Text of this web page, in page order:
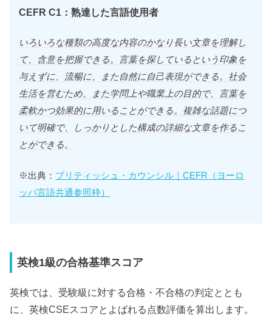
CEFR C1：熟達した言語使用者
いろいろな種類の高度な内容のかなり長い文章を理解し
て、含意を把握できる。言葉を探しているという印象を
与えずに、流暢に、また自然に自己表現ができる。社会
生活を営むため、また学問上や職業上の目的で、言葉を
柔軟かつ効果的に用いることができる。複雑な話題につ
いて明確で、しっかりとした構成の詳細な文章を作るこ
とができる。
※出典： ブリティッシュ・カウンシル｜CEFR（ヨーロ
ッパ言語共通参照枠）
英検1級の合格基準スコア
英検では、受験級に対する合格・不合格の判定ととも
に、英検CSEスコアとよばれる点数評価を算出します。